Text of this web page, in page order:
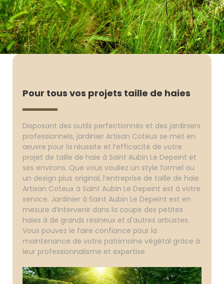
Pour tous vos projets taille de haies
Disposant des outils perfectionnés et des jardiniers
professionnels, jardinier Artisan Coteux se met en
œuvre pour la réussite et l’efficacité de votre
projet de taille de haie à Saint Aubin Le Depeint et
ses environs. Que vous vouliez un style formel ou
un design plus original, l’entreprise de taille de haie
Artisan Coteux à Saint Aubin Le Depeint est à votre
service. Jardinier à Saint Aubin Le Depeint est en
mesure d’intervenir dans la coupe des petites
haies à de grands résineux et d'autres arbustes.
Vous pouvez le faire confiance pour la
maintenance de votre patrimoine végétal grâce à
leur professionnalisme et expertise.